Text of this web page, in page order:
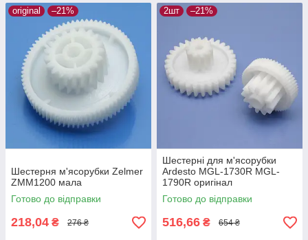
original –21%
Шестерня м'ясорубки Zelmer
ZMM1200 мала
Готово до відправки
218,04 ₴ 276 ₴
2шт –21%
Шестерні для м'ясорубки
Ardesto MGL-1730R MGL-
1790R оригінал
Готово до відправки
516,66 ₴ 654 ₴